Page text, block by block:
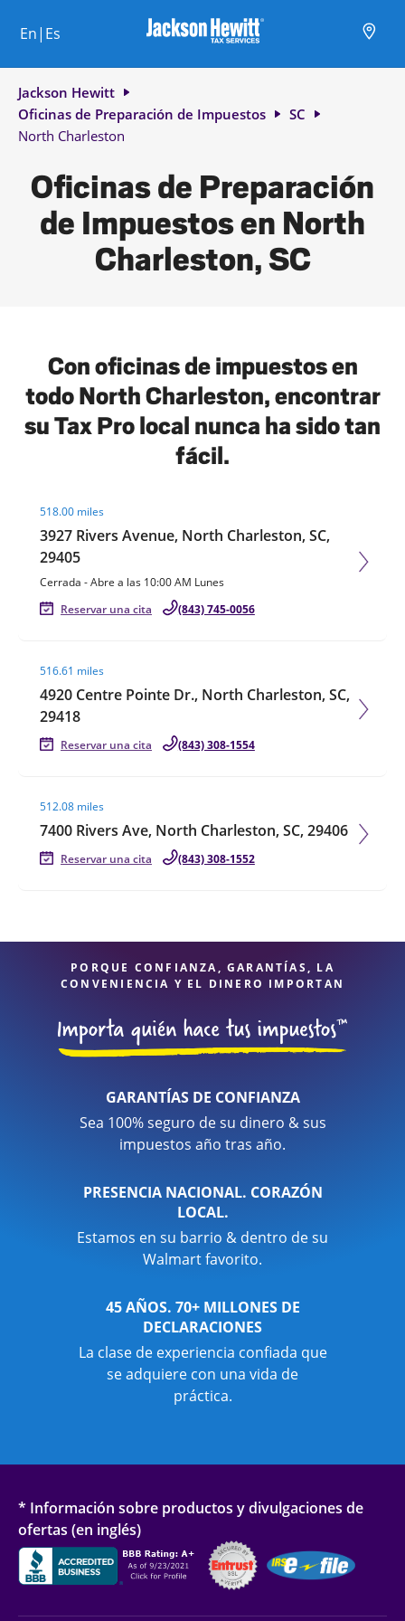
En|Es
Jackson Hewitt
Oficinas de Preparación de Impuestos
SC
North Charleston
Oficinas de Preparación
de Impuestos en North
Charleston, SC
Con oficinas de impuestos en
todo North Charleston, encontrar
su Tax Pro local nunca ha sido tan
fácil.
518.00 miles
3927 Rivers Avenue, North Charleston, SC,
29405
Cerrada -Abre a las 10:00 AM Lunes
Reservar una cita
(843) 745-0056
516.61 miles
4920 Centre Pointe Dr., North Charleston, SC,
29418
Reservar una cita (843) 308-1554
512.08 miles
7400 Rivers Ave, North Charleston, SC, 29406
Reservar una cita (843) 308-1552
PORQUE CONFIANZA, GARANTÍAS, LA
CONVENIENCIA Y EL DINERO IMPORTAN
GARANTÍAS DE CONFIANZA
Sea 100% seguro de su dinero & sus
impuestos año tras año.
PRESENCIA NACIONAL. CORAZÓN
LOCAL.
Estamos en su barrio & dentro de su
Walmart favorito.
45 AÑOS. 70+ MILLONES DE
DECLARACIONES
La clase de experiencia confiada que
se adquiere con una vida de
práctica.
* Información sobre productos y divulgaciones de
ofertas (en inglés)